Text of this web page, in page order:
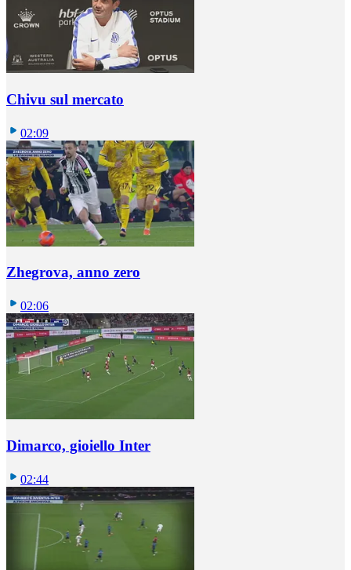
Chivu sul mercato
02:09
Zhegrova, anno zero
02:06
Dimarco, gioiello Inter
02:44